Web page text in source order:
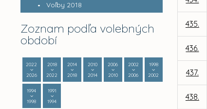
Voľby 2018
Zoznam podľa volebných
období
2022
2026
2018
2022
2014
2018
2010
2014
2006
2010
2002
2006
1998
2002
1994
1998
1991
1994
435.
436.
437.
438.